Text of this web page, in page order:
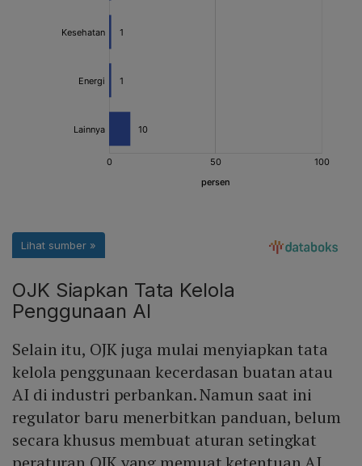
OJK Siapkan Tata Kelola
Penggunaan AI
Selain itu, OJK juga mulai menyiapkan tata
kelola penggunaan kecerdasan buatan atau
AI di industri perbankan. Namun saat ini
regulator baru menerbitkan panduan, belum
secara khusus membuat aturan setingkat